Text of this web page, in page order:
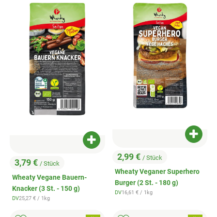
, Preis:
3,79 € / Stück
Wheaty Vegane Bauern-
Knacker (3 St. - 150 g)
, Herkunft:
DV, Referenzpreis:
25,27 € / 1kg
Produkt zum Warenkorb hinzufügen
, Preis:
2,99 € / Stück
Wheaty Veganer Superhero
Burger (2 St. - 180 g)
, Herkunft:
DV, Referenzpreis:
16,61 € / 1kg